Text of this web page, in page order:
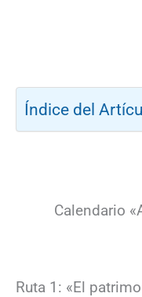
Índice del
Calendario
Ruta 1: «El